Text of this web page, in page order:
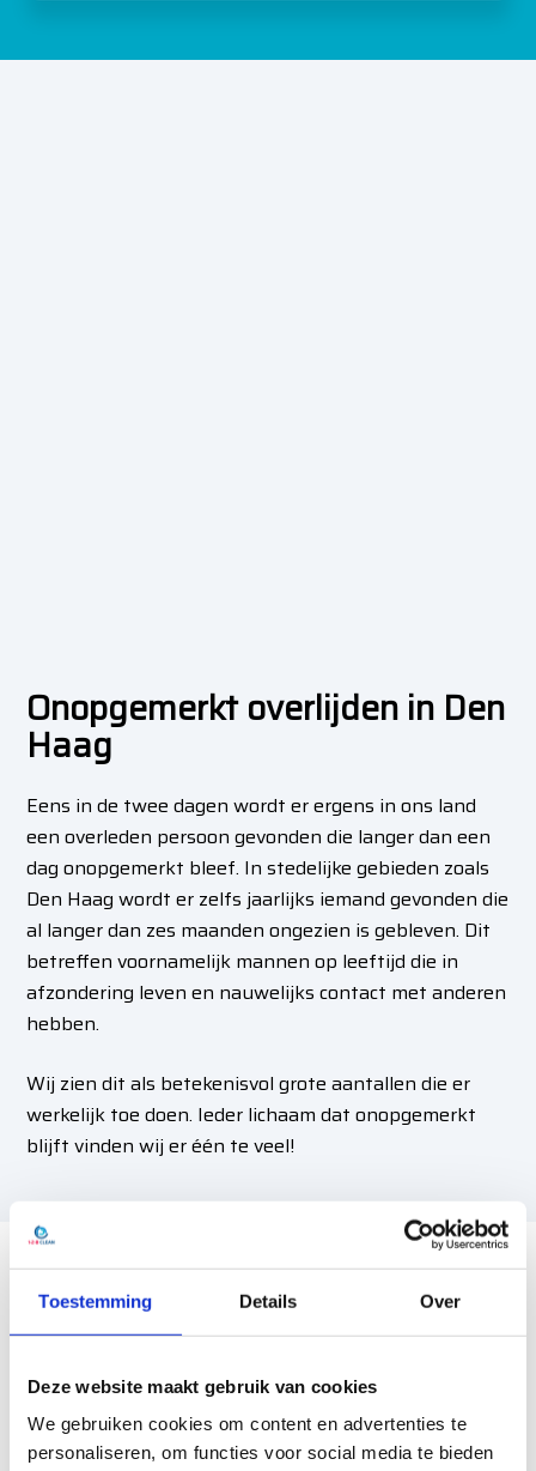
Toestemming Details Over
Deze website maakt gebruik van cookies
We gebruiken cookies om content en advertenties te
personaliseren, om functies voor social media te bieden
Onopgemerkt overlijden in Den
Haag
Eens in de twee dagen wordt er ergens in ons land
een overleden persoon gevonden die langer dan een
dag onopgemerkt bleef. In stedelijke gebieden zoals
Den Haag wordt er zelfs jaarlijks iemand gevonden die
al langer dan zes maanden ongezien is gebleven. Dit
betreffen voornamelijk mannen op leeftijd die in
afzondering leven en nauwelijks contact met anderen
hebben.
Wij zien dit als betekenisvol grote aantallen die er
werkelijk toe doen. Ieder lichaam dat onopgemerkt
blijft vinden wij er één te veel!
Stankoverlast na overlijden
Voordat wij de ruimte professioneel reinigen
verwijderen wij de bron van deze stank. Deze stank
ontsnappen bij een lichaam dat in staat van